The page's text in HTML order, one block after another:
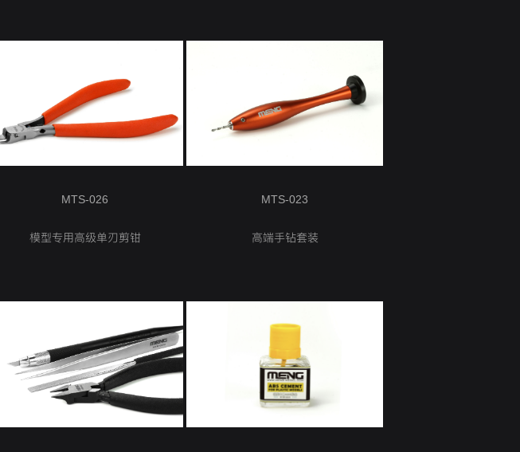
MTS-026
模型专用高级单刃剪钳
MTS-023
高端手钻套装